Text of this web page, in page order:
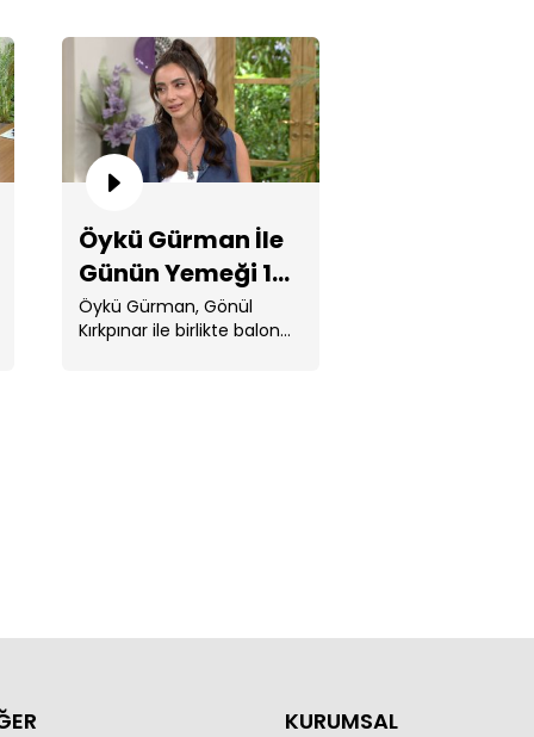
Gürman İle Günün Yemeği
Gürman İle Günün Yemeği
Öykü Gürman İle
Günün Yemeği 14.
Bölüm
Öykü Gürman, Gönül
Kırkpınar ile birlikte balon
KURUMSAL